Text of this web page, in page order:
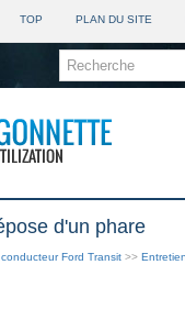
TOP PLAN DU SITE
d'un phare
Ford Transit >> Entretien